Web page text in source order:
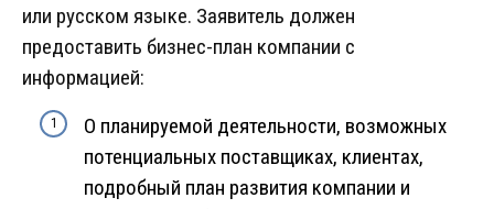
или русском языке. Заявитель должен
предоставить бизнес-план компании с
информацией:
О планируемой деятельности, возможных
потенциальных поставщиках, клиентах,
подробный план развития компании и